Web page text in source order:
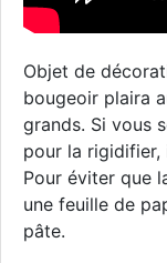
Objet de
bougeoir plaira
grands. Si vous
pour la rigidifier,
Pour éviter que
une feuille de
pâte.